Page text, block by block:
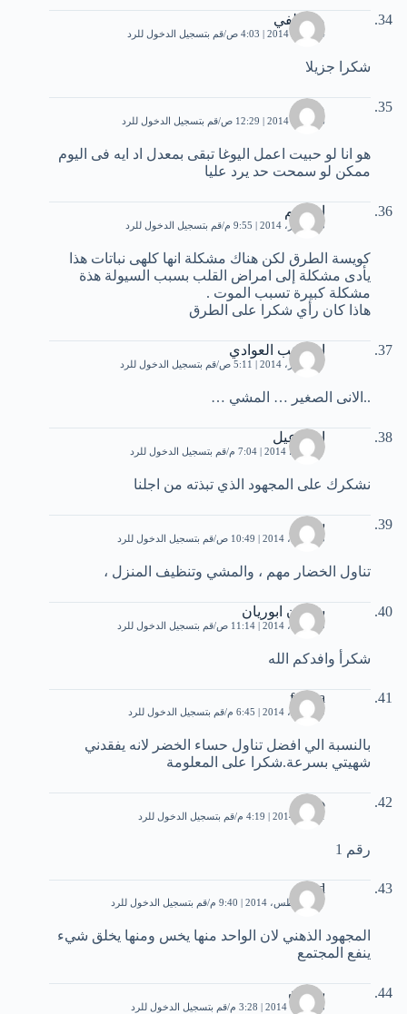
مصطفي
14 يناير، 2014 | 4:03 ص قم بتسجيل الدخول للرد
شكرا جزيلا
مودى
26 يناير، 2014 | 12:29 ص قم بتسجيل الدخول للرد
هو انا لو حبيت اعمل اليوغا تبقى بمعدل اد ايه فى اليوم
ممكن لو سمحت حد يرد عليا
ا. مريم
25 فبراير، 2014 | 9:55 م قم بتسجيل الدخول للرد
كويسة الطرق لكن هناك مشكلة انها كلهى نباتات هذا
يأدى مشكلة إلى امراض القلب بسبب السيولة هذة
مشكلة كبيرة تسبب الموت .
هاذا كان رأي شكرا على الطرق
ابو زينب العوادي
27 فبراير، 2014 | 5:11 ص قم بتسجيل الدخول للرد
..اﻻنى الصغير … المشي …
اسماعيل
7 مارس، 2014 | 7:04 م قم بتسجيل الدخول للرد
نشكرك على المجهود الذي تبذته من اجلنا
ساره
25 أبريل، 2014 | 10:49 ص قم بتسجيل الدخول للرد
تناول الخضار مهم ، والمشي وتنظيف المنزل ،
شعبان ابوريان
29 أبريل، 2014 | 11:14 ص قم بتسجيل الدخول للرد
شكرأ وافدكم الله
fatima
29 أبريل، 2014 | 6:45 م قم بتسجيل الدخول للرد
بالنسبة الي افضل تناول حساء الخضر لانه يفقدني
شهيتي بسرعة.شكرا على المعلومة
هاله
1 مايو، 2014 | 4:19 م قم بتسجيل الدخول للرد
رقم 1
hind
27 أغسطس، 2014 | 9:40 م قم بتسجيل الدخول للرد
المجهود الذهني لان الواحد منها يخس ومنها يخلق شيء
ينفع المجتمع
بريهان
5 أكتوبر، 2014 | 3:28 م قم بتسجيل الدخول للرد